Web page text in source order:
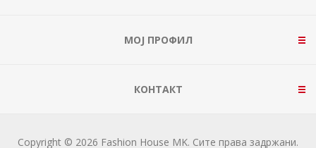
МОЈ ПРОФИЛ
КОНТАКТ
Copyright © 2026 Fashion House MK. Сите права задржани.